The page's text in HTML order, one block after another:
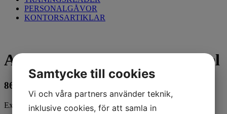
PERSONALGÅVOR
KONTORSARTIKLAR
Arbetsbyxa Bomull, Interkakel
865
Exkl. moms
Samtycke till cookies
Vi och våra partners använder teknik,
inklusive cookies, för att samla in